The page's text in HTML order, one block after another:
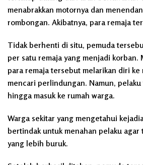
menabrakkan motornya dan
rombongan. Akibatnya, para remaja
Tidak berhenti di situ, pemuda
per satu remaja yang menjadi korban.
para remaja tersebut melarikan diri ke
mencari perlindungan. Namun,
hingga masuk ke rumah warga.
Warga sekitar yang mengetahui
bertindak untuk menahan pelaku
yang lebih buruk.